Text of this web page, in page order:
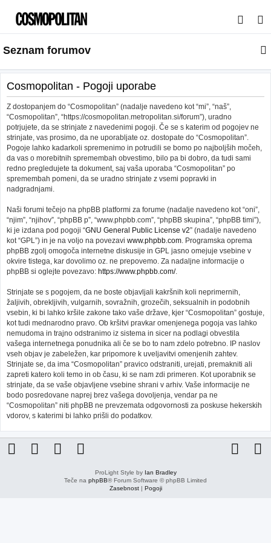
s
a
j
Seznam forumov
Cosmopolitan - Pogoji uporabe
Z dostopanjem do “Cosmopolitan” (nadalje navedeno kot “mi”, “naš”,
“Cosmopolitan”, “https://cosmopolitan.metropolitan.si/forum”), uradno
potrjujete, da se strinjate z navedenimi pogoji. Če se s katerim od pogojev ne
strinjate, vas prosimo, da ne uporabljate oz. dostopate do “Cosmopolitan”.
Pogoje lahko kadarkoli spremenimo in potrudili se bomo po najboljših močeh,
da vas o morebitnih spremembah obvestimo, bilo pa bi dobro, da tudi sami
redno pregledujete ta dokument, saj vaša uporaba “Cosmopolitan” po
spremembah pomeni, da se uradno strinjate z vsemi popravki in
nadgradnjami.
Naši forumi tečejo na phpBB platformi za forume (nadalje navedeno kot “oni”,
“njim”, “njihov”, “phpBB p”, “www.phpbb.com”, “phpBB skupina”, “phpBB timi”),
ki je izdana pod pogoji “GNU General Public License v2” (nadalje navedeno
kot “GPL”) in je na voljo na povezavi www.phpbb.com. Programska oprema
phpBB zgolj omogoča internetne diskusije in GPL jasno omejuje vsebine v
okvire tistega, kar dovolimo oz. ne prepovemo. Za nadaljne informacije o
phpBB si oglejte povezavo: https://www.phpbb.com/.
Strinjate se s pogojem, da ne boste objavljali kakršnih koli neprimernih,
žaljivih, obrekljivih, vulgarnih, sovražnih, grozečih, seksualnih in podobnih
vsebin, ki bi lahko kršile zakone tako vaše države, kjer “Cosmopolitan” gostuje,
kot tudi mednarodno pravo. Ob kršitvi pravkar omenjenega pogoja vas lahko
nemudoma in trajno odstranimo iz sistema in sicer na podlagi obvestila
vašega internetnega ponudnika ali če se bo to nam zdelo potrebno. IP naslov
vseh objav je zabeležen, kar pripomore k uveljavitvi omenjenih zahtev.
Strinjate se, da ima “Cosmopolitan” pravico odstraniti, urejati, premakniti ali
zapreti katero koli temo in ob času, ki se nam zdi primeren. Kot uporabnik se
strinjate, da se vaše objavljene vsebine shrani v arhiv. Vaše informacije ne
bodo posredovane naprej brez vašega dovoljenja, vendar pa ne
“Cosmopolitan” niti phpBB ne prevzemata odgovornosti za poskuse hekerskih
vdorov, s katerimi bi lahko prišli do podatkov.
ProLight Style by Ian Bradley
Teče na phpBB® Forum Software © phpBB Limited
Zasebnost| Pogoji